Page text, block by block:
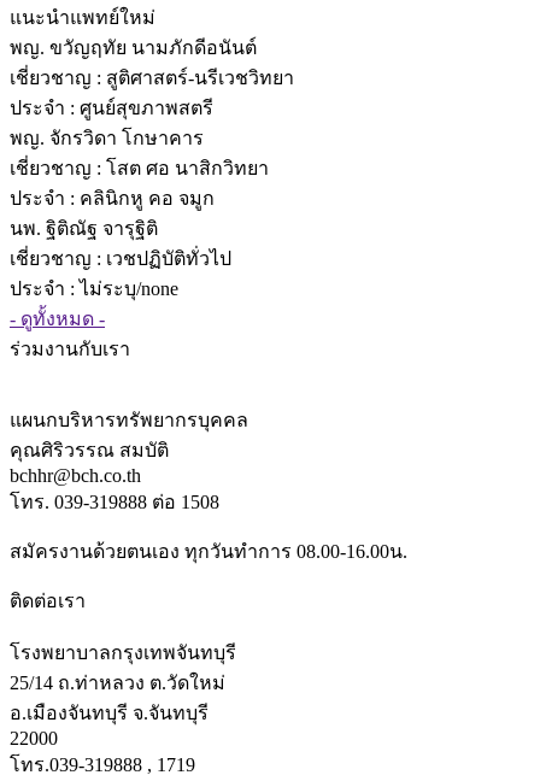
แนะนำแพทย์ใหม่
พญ. ขวัญฤทัย นามภักดีอนันต์
เชี่ยวชาญ : สูติศาสตร์-นรีเวชวิทยา
ประจำ : ศูนย์สุขภาพสตรี
พญ. จักรวิดา โกษาคาร
เชี่ยวชาญ : โสต ศอ นาสิกวิทยา
ประจำ : คลินิกหู คอ จมูก
นพ. ฐิติณัฐ จารุฐิติ
เชี่ยวชาญ : เวชปฏิบัติทั่วไป
ประจำ : ไม่ระบุ/none
- ดูทั้งหมด -
ร่วมงานกับเรา
แผนกบริหารทรัพยากรบุคคล
คุณศิริวรรณ สมบัติ
bchhr@bch.co.th
โทร. 039-319888 ต่อ 1508
สมัครงานด้วยตนเอง ทุกวันทำการ 08.00-16.00น.
ติดต่อเรา
โรงพยาบาลกรุงเทพจันทบุรี
25/14 ถ.ท่าหลวง ต.วัดใหม่
อ.เมืองจันทบุรี จ.จันทบุรี
22000
โทร.039-319888 , 1719